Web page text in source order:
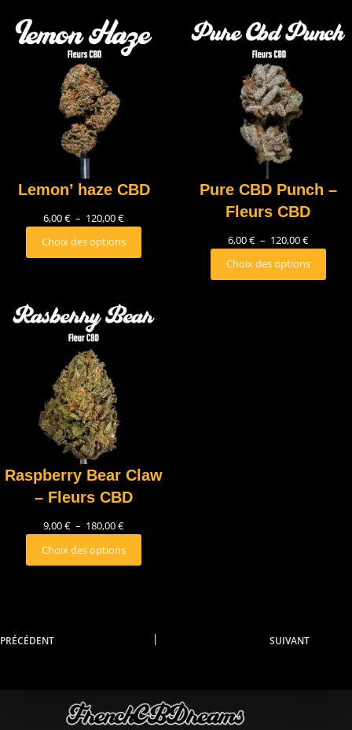
Lemon’ haze CBD
6,00€ – 120,00€
Choix des options
Pure CBD Punch –
Fleurs CBD
6,00€ – 120,00€
Choix des options
Raspberry Bear Claw
– Fleurs CBD
9,00€ – 180,00€
Choix des options
PRÉCÉDENT SUIVANT